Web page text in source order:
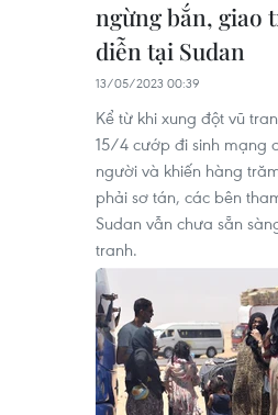
ngừng bắn, giao
diễn tại Sudan
13/05/2023 00:39
Kể từ khi xung đột vũ
15/4 cướp đi sinh mạng
người và khiến hàng
phải sơ tán, các bên
Sudan vẫn chưa sẵn
tranh.